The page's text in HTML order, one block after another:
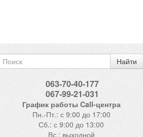
Найти
063-70-40-177
067-99-21-031
График работы Call-центра
Пн.-Пт.: с 9:00 до 17:00
Сб.: с 9:00 до 13:00
Вс.: выходной